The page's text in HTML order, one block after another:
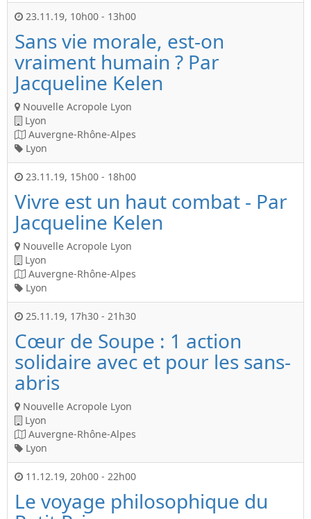
23.11.19, 10h00 - 13h00
Sans vie morale, est-on
vraiment humain ? Par
Jacqueline Kelen
Nouvelle Acropole Lyon
Lyon
Auvergne-Rhône-Alpes
Lyon
23.11.19, 15h00 - 18h00
Vivre est un haut combat - Par
Jacqueline Kelen
Nouvelle Acropole Lyon
Lyon
Auvergne-Rhône-Alpes
Lyon
25.11.19, 17h30 - 21h30
Cœur de Soupe : 1 action
solidaire avec et pour les sans-
abris
Nouvelle Acropole Lyon
Lyon
Auvergne-Rhône-Alpes
Lyon
11.12.19, 20h00 - 22h00
Le voyage philosophique du